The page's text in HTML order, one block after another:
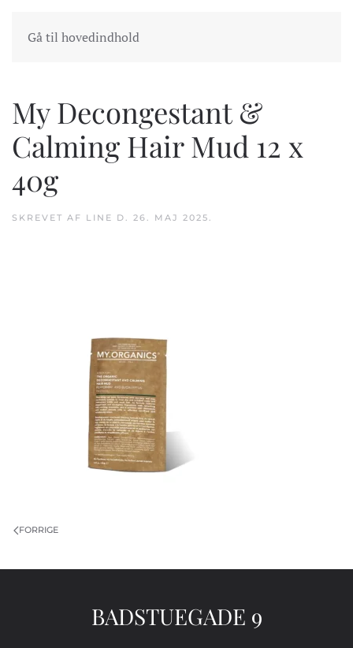
Gå til hovedindholdINDKØBSKURV
My Decongestant &
Calming Hair Mud 12 x
40g
SKREVET AF LINE D. 26. MAJ 2025.
FORRIGE
BADSTUEGADE 9